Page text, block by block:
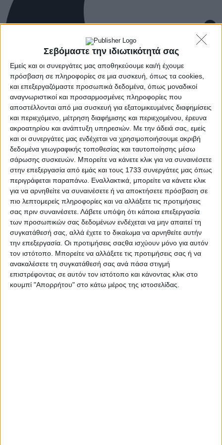
Σεβόμαστε την ιδιωτικότητά σας
Εμείς και οι συνεργάτες μας αποθηκεύουμε και/ή έχουμε
πρόσβαση σε πληροφορίες σε μια συσκευή, όπως τα cookies,
και επεξεργαζόμαστε προσωπικά δεδομένα, όπως μοναδικοί
αναγνωριστικοί και προσαρμοσμένες πληροφορίες που
αποστέλλονται από μια συσκευή για εξατομικευμένες διαφημίσεις
και περιεχόμενο, μέτρηση διαφήμισης και περιεχομένου, έρευνα
ακροατηρίου και ανάπτυξη υπηρεσιών. Με την άδειά σας, εμείς
και οι συνεργάτες μας ενδέχεται να χρησιμοποιήσουμε ακριβή
δεδομένα γεωγραφικής τοποθεσίας και ταυτοποίησης μέσω
σάρωσης συσκευών. Μπορείτε να κάνετε κλικ για να συναινέσετε
στην επεξεργασία από εμάς και τους 1733 συνεργάτες μας όπως
περιγράφεται παραπάνω. Εναλλακτικά, μπορείτε να κάνετε κλικ
για να αρνηθείτε να συναινέσετε ή να αποκτήσετε πρόσβαση σε
πιο λεπτομερείς πληροφορίες και να αλλάξετε τις προτιμήσεις
σας πριν συναινέσετε. Λάβετε υπόψη ότι κάποια επεξεργασία
των προσωπικών σας δεδομένων ενδέχεται να μην απαιτεί τη
συγκατάθεσή σας, αλλά έχετε το δικαίωμα να αρνηθείτε αυτήν
την επεξεργασία. Οι προτιμήσεις σαςθα ισχύουν μόνο για αυτόν
τον ιστότοπο. Μπορείτε να αλλάξετε τις προτιμήσεις σας ή να
ανακαλέσετε τη συγκατάθεσή σας ανά πάσα στιγμή
επιστρέφοντας σε αυτόν τον ιστότοπο και κάνοντας κλικ στο
κουμπί "Απορρήτου" στο κάτω μέρος της ιστοσελίδας.